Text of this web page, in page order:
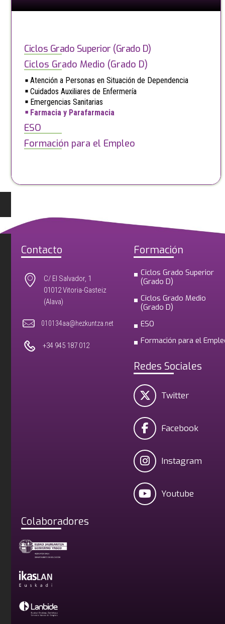
Ciclos Grado Superior (Grado D)
Ciclos Grado Medio (Grado D)
Atención a Personas en Situación de Dependencia
Cuidados Auxiliares de Enfermería
Emergencias Sanitarias
Farmacia y Parafarmacia
ESO
Formación para el Empleo
Contacto
C/ El Salvador, 1
01012 Vitoria-Gasteiz
(Alava)
010134aa@hezkuntza.net
+34 945 187 012
Formación
Ciclos Grado Superior
(Grado D)
Ciclos Grado Medio
(Grado D)
ESO
Formación para el
Redes Sociales
Twitter
Facebook
Instagram
Youtube
Colaboradores